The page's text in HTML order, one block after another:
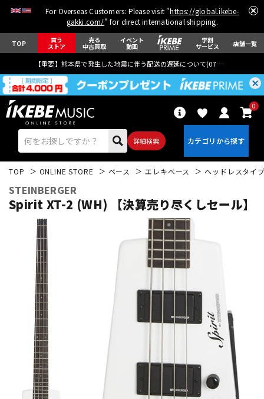
For Overseas Customers: Please visit "https://global.ikebe-
gakki.com/" for direct international shipping.
TOP 買う
ストア
売る
中古買取
イベント
動画
学割
サービス 店舗一覧
【重要】熊本県で発生した地震に伴う配送の遅延について(07月29日
詳細検索
0
アコギ/エレアコ
パーカッション
電子ピアノ
TOP ONLINE STORE ベース エレキベース ヘッドレスタイ
STEINBERGER
Spirit XT-2 (WH) 【決算売り尽くしセール】